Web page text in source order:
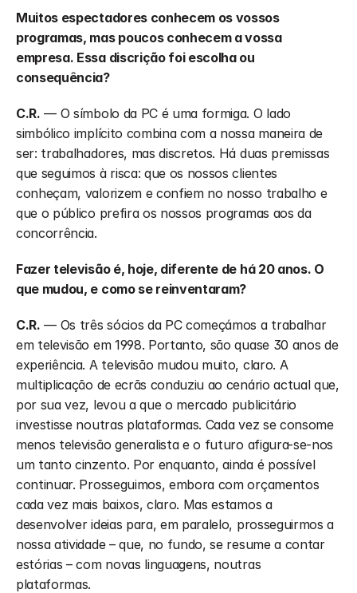
Muitos espectadores conhecem os vossos
programas, mas poucos conhecem a vossa
empresa. Essa discrição foi escolha ou
consequência?
C.R. — O símbolo da PC é uma formiga. O lado
simbólico implícito combina com a nossa maneira de
ser: trabalhadores, mas discretos. Há duas premissas
que seguimos à risca: que os nossos clientes
conheçam, valorizem e confiem no nosso trabalho e
que o público prefira os nossos programas aos da
concorrência.
Fazer televisão é, hoje, diferente de há 20 anos. O
que mudou, e como se reinventaram?
C.R. — Os três sócios da PC começámos a trabalhar
em televisão em 1998. Portanto, são quase 30 anos de
experiência. A televisão mudou muito, claro. A
multiplicação de ecrãs conduziu ao cenário actual que,
por sua vez, levou a que o mercado publicitário
investisse noutras plataformas. Cada vez se consome
menos televisão generalista e o futuro afigura-se-nos
um tanto cinzento. Por enquanto, ainda é possível
continuar. Prosseguimos, embora com orçamentos
cada vez mais baixos, claro. Mas estamos a
desenvolver ideias para, em paralelo, prosseguirmos a
nossa atividade – que, no fundo, se resume a contar
estórias – com novas linguagens, noutras
plataformas.